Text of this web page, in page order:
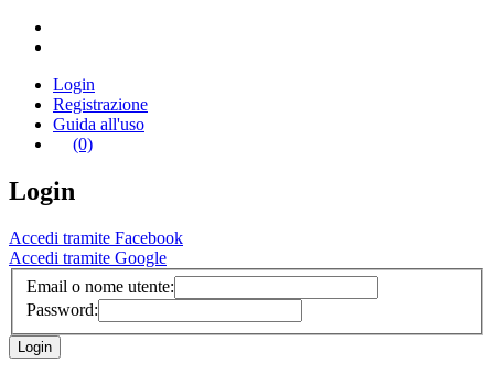
Login
Registrazione
Guida all'uso
(0)
Login
Accedi tramite Facebook
Accedi tramite Google
Email o nome utente:
Password: